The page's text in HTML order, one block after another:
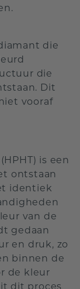
die
die
Dit
vooraf
is een
ontstaan
identiek
van de
gedaan
en druk, zo
binnen de
de kleur
dit proces